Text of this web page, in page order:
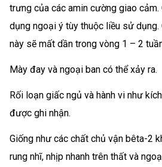
trưng của các amin cường giao
dụng ngoại ý tùy thuộc liều sử
này sẽ mất dần trong vòng 1 – 2
Mày đay và ngoại ban có thể xảy ra.
Rối loạn giấc ngủ và hành vi như
được ghi nhận.
Giống như các chất chủ vận bêta-2
rung nhĩ, nhịp nhanh trên thất và